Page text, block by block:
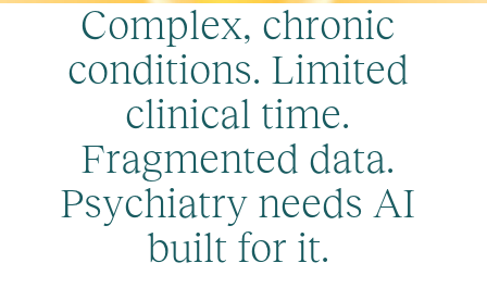
Complex, chronic
conditions. Limited
clinical time.
Fragmented data.
Psychiatry needs AI
built for it.